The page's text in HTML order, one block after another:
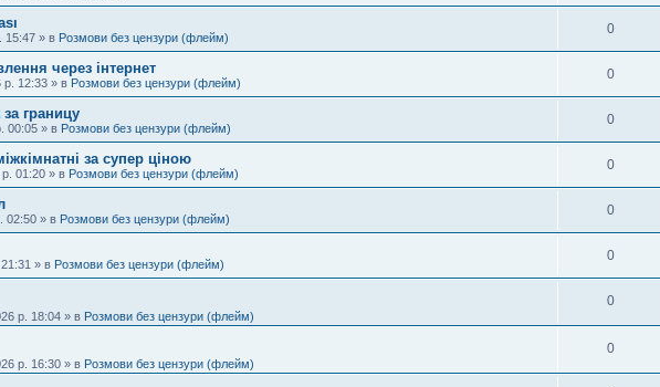
15:47 » в Розмови без цензури (флейм)
0
через інтернет
р. 12:33 » в Розмови без цензури (флейм)
0
границу
00:05 » в Розмови без цензури (флейм)
0
за супер ціною
01:20 » в Розмови без цензури (флейм)
0
02:50 » в Розмови без цензури (флейм)
0
» в Розмови без цензури (флейм)
0
р. 18:04 » в Розмови без цензури (флейм)
0
р. 16:30 » в Розмови без цензури (флейм)
0